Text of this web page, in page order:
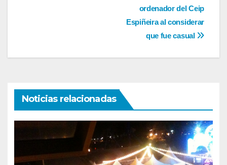
ordenador del Ceip
Espiñeira al considerar
que fue casual
Noticias relacionadas